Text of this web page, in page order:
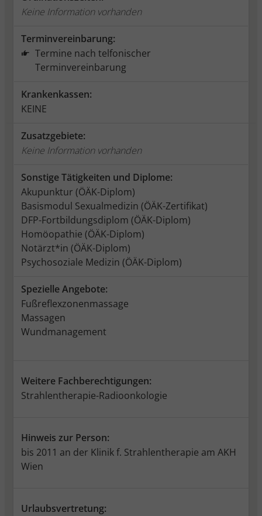
Keine Information vorhanden
Terminvereinbarung:
Termine nach telfonischer
Terminvereinbarung
Krankenkassen:
KEINE
Zusatzgebiete:
Keine Information vorhanden
Sonstige Tätigkeiten und Diplome:
Akupunktur (ÖÄK-Diplom)
Basismodul Sexualmedizin (ÖÄK-Zertifikat)
DFP-Fortbildungsdiplom (ÖÄK-Diplom)
Homöopathie (ÖÄK-Diplom)
Notärzt*in (ÖÄK-Diplom)
Psychosoziale Medizin (ÖÄK-Diplom)
Spezielle Angebote:
Fußreflexzonenmassage
Massagen
Wundmanagement
Weitere Fachberechtigungen:
Strahlentherapie-Radioonkologie
Hinweis zur Person:
bis 2011 an der Klinik f. Strahlentherapie am AKH
Wien
Urlaubsvertretung: